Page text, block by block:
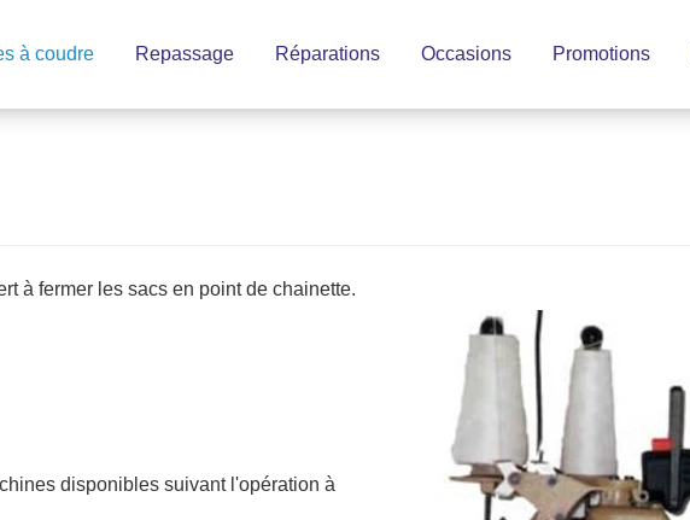
à coudre Repassage Réparations Occasions Promotions
à fermer les sacs en point de chainette.
disponibles suivant l'opération à